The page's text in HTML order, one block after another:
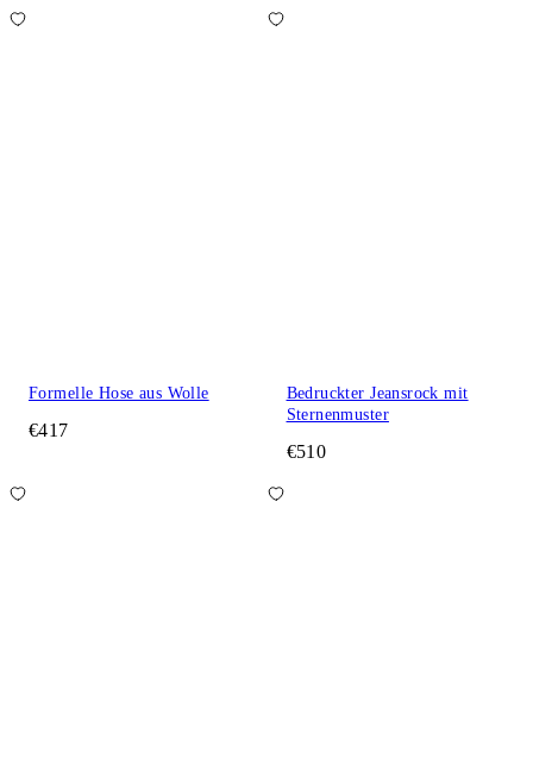
Formelle Hose aus Wolle
€417
Bedruckter Jeansrock mit
Sternenmuster
€510